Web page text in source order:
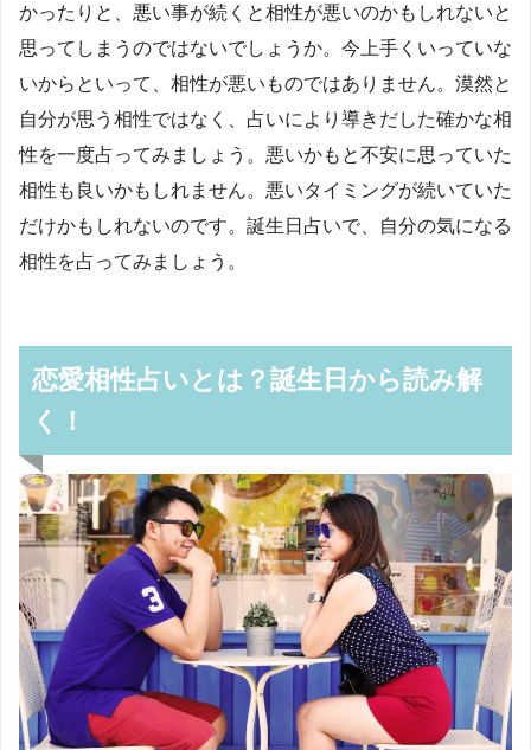
かったりと、悪い事が続くと相性が悪いのかもしれないと
思ってしまうのではないでしょうか。今上手くいっていな
いからといって、相性が悪いものではありません。漠然と
自分が思う相性ではなく、占いにより導きだした確かな相
性を一度占ってみましょう。悪いかもと不安に思っていた
相性も良いかもしれません。悪いタイミングが続いていた
だけかもしれないのです。誕生日占いで、自分の気になる
相性を占ってみましょう。
恋愛相性占いとは？誕生日から読み解
く！